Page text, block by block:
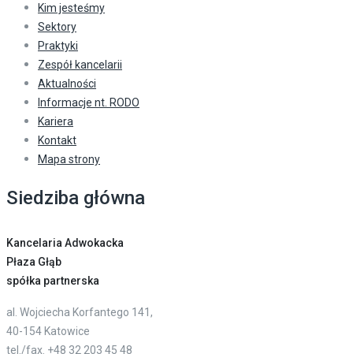
Kim jesteśmy
Sektory
Praktyki
Zespół kancelarii
Aktualności
Informacje nt. RODO
Kariera
Kontakt
Mapa strony
Siedziba główna
Kancelaria Adwokacka
Płaza Głąb
spółka partnerska
al. Wojciecha Korfantego 141,
40-154 Katowice
tel./fax. +48 32 203 45 48